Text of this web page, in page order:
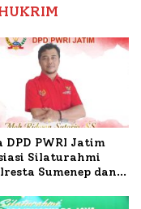
DPD PWRI Jatim
Silaturahmi
Sumenep dan
Pers